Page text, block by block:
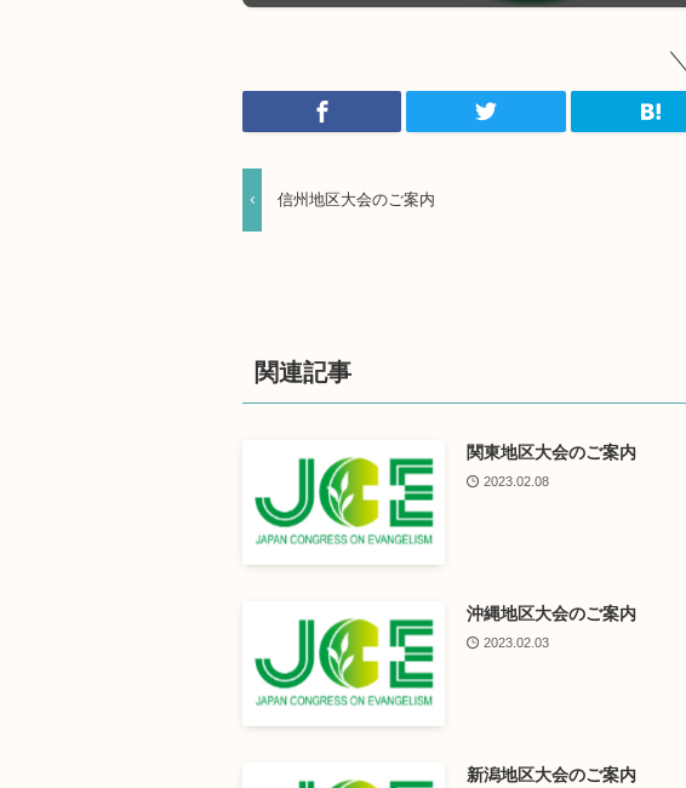
信州地区大会のご案内
関連記事
関東地区大会のご案内
2023.02.08
沖縄地区大会のご案内
2023.02.03
新潟地区大会のご案内